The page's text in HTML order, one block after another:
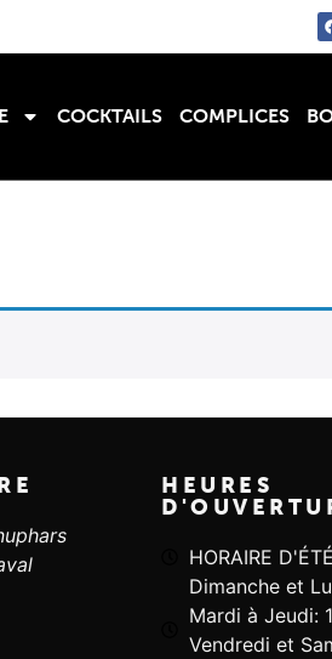
COCKTAILS COMPLICES
HEURES
HORAIRE
Dimanche et
Mardi à Jeudi:
Vendredi et